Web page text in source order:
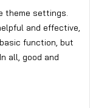
theme settings.
and effective,
function, but
all, good and